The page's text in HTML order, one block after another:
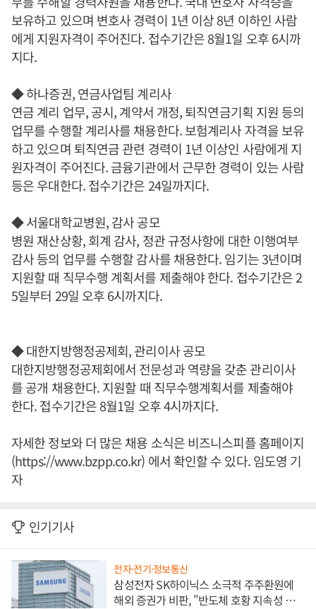
보유하고 있으며 변호사 경력이 1년 이상 8년 이하인 사람
에게 지원자격이 주어진다. 접수기간은 8월1일 오후 6시까
지다.
◆ 하나증권, 연금사업팀 계리사
연금 계리 업무, 공시, 계약서 개정, 퇴직연금기획 지원 등의
업무를 수행할 계리사를 채용한다. 보험계리사 자격을 보유
하고 있으며 퇴직연금 관련 경력이 1년 이상인 사람에게 지
원자격이 주어진다. 금융기관에서 근무한 경력이 있는 사람
등은 우대한다. 접수기간은 24일까지다.
◆ 서울대학교병원, 감사 공모
병원 재산상황, 회계 감사, 정관 규정사항에 대한 이행여부
감사 등의 업무를 수행할 감사를 채용한다. 임기는 3년이며
지원할 때 직무수행 계획서를 제출해야 한다. 접수기간은 2
5일부터 29일 오후 6시까지다.
◆ 대한지방행정공제회, 관리이사 공모
대한지방행정공제회에서 전문성과 역량을 갖춘 관리이사
를 공개 채용한다. 지원할 때 직무수행계획서를 제출해야
한다. 접수기간은 8월1일 오후 4시까지다.
자세한 정보와 더 많은 채용 소식은 비즈니스피플 홈페이지
(https://www.bzpp.co.kr) 에서 확인할 수 있다. 임도영 기
자
인기기사
전자·전기·정보통신
삼성전자 SK하이닉스 소극적 주주환원에
해외 증권가 비판, "반도체 호황 지속성 의